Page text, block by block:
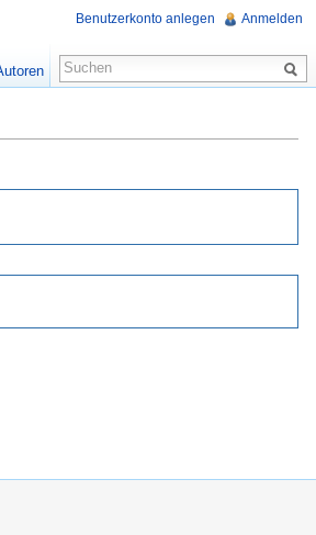
Benutzerkonto anlegen Anmelden